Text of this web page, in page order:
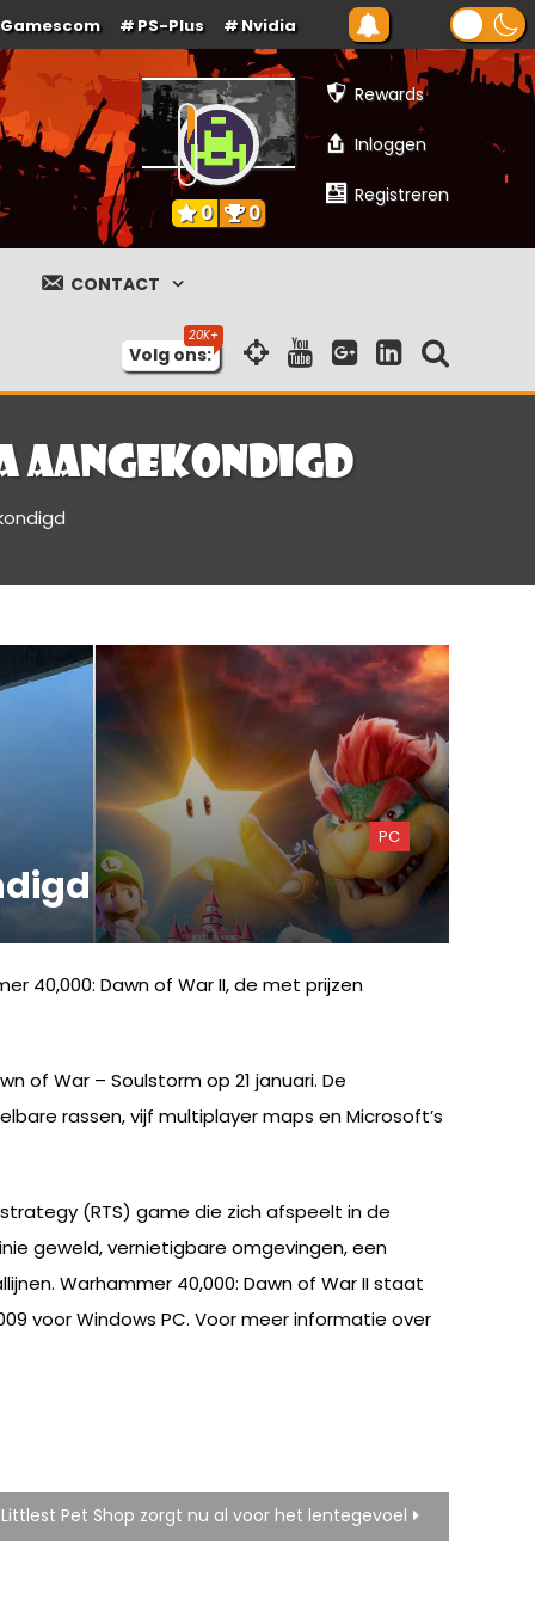
Gamescom PS-Plus Nvidia
Rewards
Inloggen
Registreren
0 0
CONTACT
Volg ons:
aangekondigd
PC
40,000: Dawn of War II, de met prijzen
of War – Soulstorm op 21 januari. De
rassen, vijf multiplayer maps en Microsoft’s
(RTS) game die zich afspeelt in de
geweld, vernietigbare omgevingen, een
Warhammer 40,000: Dawn of War II staat
voor Windows PC. Voor meer informatie over
Littlest Pet Shop zorgt nu al voor het lentegevoel